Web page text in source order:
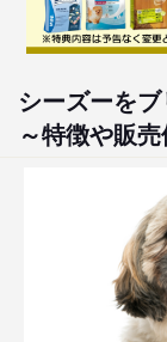
シーズーを
～特徴や販